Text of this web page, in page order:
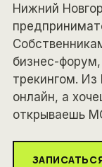
Нижний
бизнес-
трекингом.
онлайн, а
открываешь